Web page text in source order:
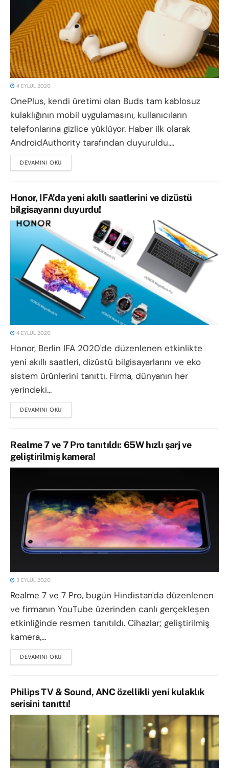
4 EYLÜL 2020
OnePlus, kendi üretimi olan Buds tam kablosuz
kulaklığının mobil uygulamasını, kullanıcıların
telefonlarına gizlice yüklüyor. Haber ilk olarak
AndroidAuthority tarafından duyuruldu....
DEVAMINI OKU
Honor, IFA’da yeni akıllı saatlerini ve dizüstü
bilgisayarını duyurdu!
4 EYLÜL 2020
Honor, Berlin IFA 2020'de düzenlenen etkinlikte
yeni akıllı saatleri, dizüstü bilgisayarlarını ve eko
sistem ürünlerini tanıttı. Firma, dünyanın her
yerindeki...
DEVAMINI OKU
Realme 7 ve 7 Pro tanıtıldı: 65W hızlı şarj ve
geliştirilmiş kamera!
3 EYLÜL 2020
Realme 7 ve 7 Pro, bugün Hindistan'da düzenlenen
ve firmanın YouTube üzerinden canlı gerçekleşen
etkinliğinde resmen tanıtıldı. Cihazlar; geliştirilmiş
kamera,...
DEVAMINI OKU
Philips TV & Sound, ANC özellikli yeni kulaklık
serisini tanıttı!